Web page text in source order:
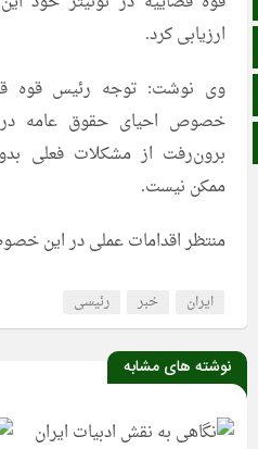
اطلاعات سایت
زبان انگلیسی
ارزیابی کرد.
وی نوشت: توجه رئیس قوه
خصوص احیای حقوق عامه
برون‌رفت از مشکلات فعلی
ممکن نیست.
منتظر اقدامات عملی در این
ایران خبر رئیسی
نوشته های مشابه